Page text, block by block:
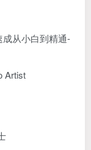
成从小白到精通-
Artist